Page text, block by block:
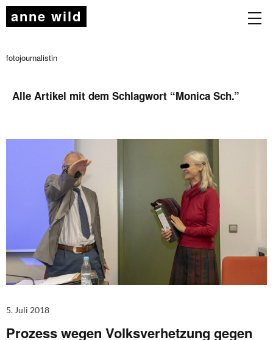
anne wild
fotojournalistin
Alle Artikel mit dem Schlagwort “Monica Sch.”
5. Juli 2018
Prozess wegen Volksverhetzung gegen